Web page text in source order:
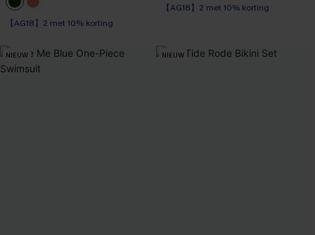
【AG18】2 met 10% korting
Op voorraad
High Waist
NIEUW NIEUW